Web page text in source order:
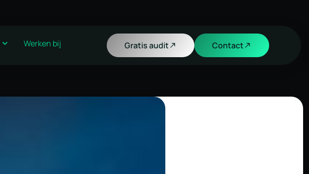
Werken bij Gratis audit Contact